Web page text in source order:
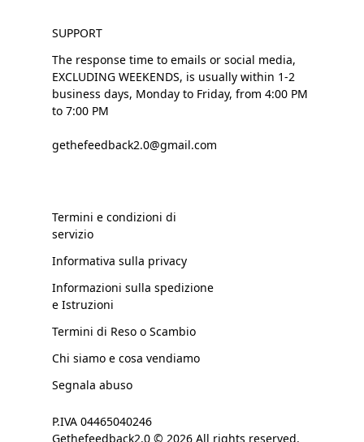
SUPPORT
The response time to emails or social media,
EXCLUDING WEEKENDS, is usually within 1-2
business days, Monday to Friday, from 4:00 PM
to 7:00 PM
gethefeedback2.0@gmail.com
Termini e condizioni di
servizio
Informativa sulla privacy
Informazioni sulla spedizione
e Istruzioni
Termini di Reso o Scambio
Chi siamo e cosa vendiamo
Segnala abuso
P.IVA 04465040246
Gethefeedback2.0 © 2026 All rights reserved.